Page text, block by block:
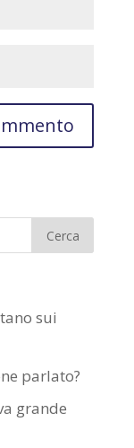
sui
parlato?
grande